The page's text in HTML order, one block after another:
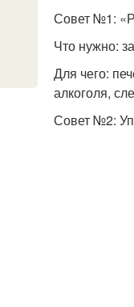
Совет №1:
Что нужно:
Для чего:
алкоголя,
Совет №2: